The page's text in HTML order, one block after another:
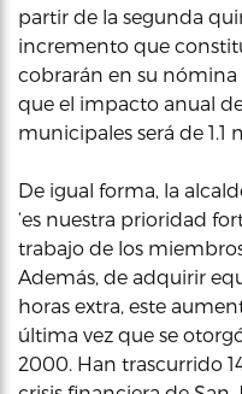
partir de la segunda
incremento que
cobrarán en su nómina
que el impacto anual
municipales será de 1.1
De igual forma, la
‘es nuestra prioridad
trabajo de los
Además, de adquirir
horas extra, este
última vez que se
2000. Han trascurrido